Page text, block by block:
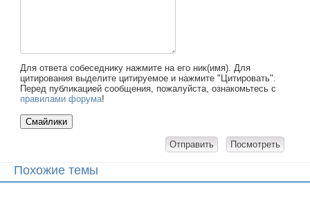
Для ответа собеседнику нажмите на его ник(имя). Для
цитирования выделите цитируемое и нажмите "Цитировать".
Перед публикацией сообщения, пожалуйста, ознакомьтесь с
правилами форума!
Похожие темы